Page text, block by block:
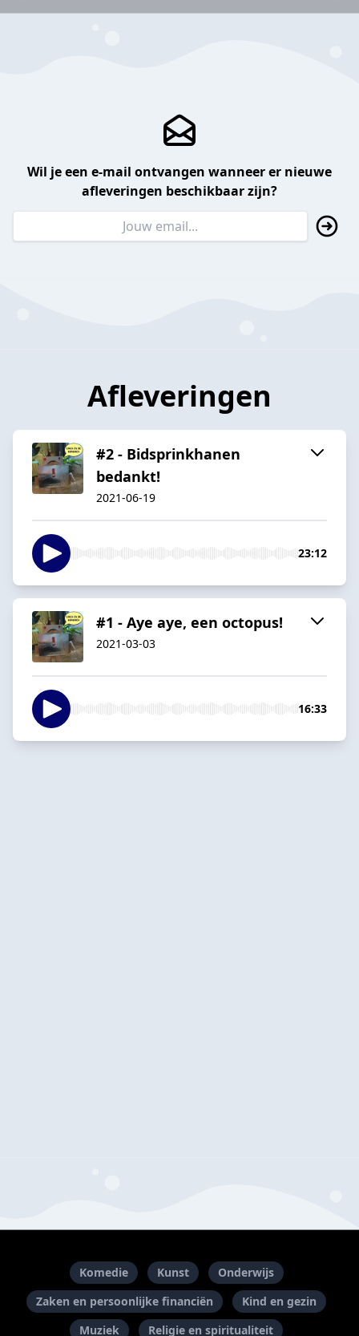
Wil je een e-mail ontvangen wanneer er nieuwe
afleveringen beschikbaar zijn?
Afleveringen
#2 - Bidsprinkhanen
bedankt!
2021-06-19
23:12
#1 - Aye aye, een octopus!
2021-03-03
16:33
Komedie Kunst
Onderwijs
Zaken en persoonlijke financiën
Kind en gezin
Muziek
Religie en spiritualiteit